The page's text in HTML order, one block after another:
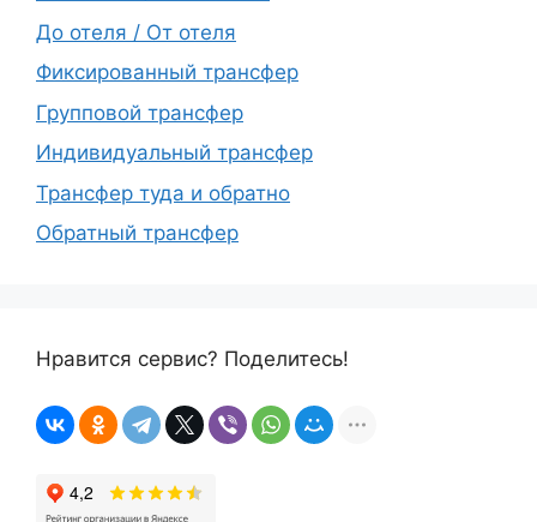
До отеля / От отеля
Фиксированный трансфер
Групповой трансфер
Индивидуальный трансфер
Трансфер туда и обратно
Обратный трансфер
Нравится сервис? Поделитесь!